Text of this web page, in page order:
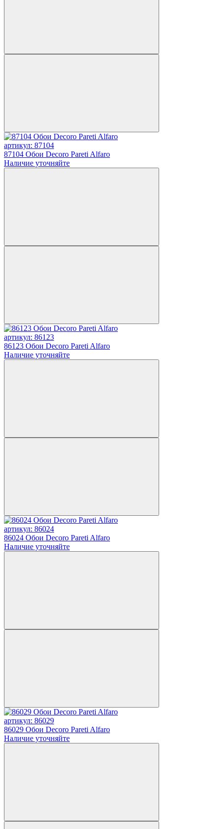
артикул: 87104
87104 Обои Decoro Pareti Alfaro
Наличие уточняйте
артикул: 86123
86123 Обои Decoro Pareti Alfaro
Наличие уточняйте
артикул: 86024
86024 Обои Decoro Pareti Alfaro
Наличие уточняйте
артикул: 86029
86029 Обои Decoro Pareti Alfaro
Наличие уточняйте